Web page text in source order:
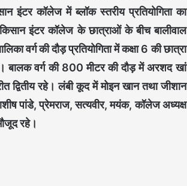
इंटर कॉलेज में ब्लॉक स्तरीय प्रतियोगिता का
इंटर कॉलेज के छात्राओं के बीच बालीवाल
वर्ग की दौड़ प्रतियोगिता में कक्षा 6 की छात्रा
बालक वर्ग की 800 मीटर की दौड़ में अरशद खां
द्वितीय रहे। लंबी कूद में मोइन खान तथा जीशान
पांडे, प्रेमराज, सत्यवीर, मयंक, कॉलेज अध्यक्ष
रहे।